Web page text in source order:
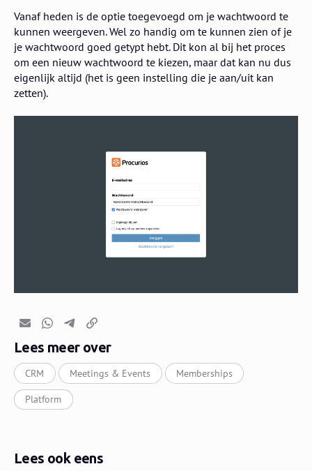
Vanaf heden is de optie toegevoegd om je wachtwoord te
kunnen weergeven. Wel zo handig om te kunnen zien of je
je wachtwoord goed getypt hebt. Dit kon al bij het proces
om een nieuw wachtwoord te kiezen, maar dat kan nu dus
eigenlijk altijd (het is geen instelling die je aan/uit kan
zetten).
E-mailWhatsapp
TelegramKopieer link
Lees meer over
CRM Meetings & Events Memberships
Platform
Lees ook eens